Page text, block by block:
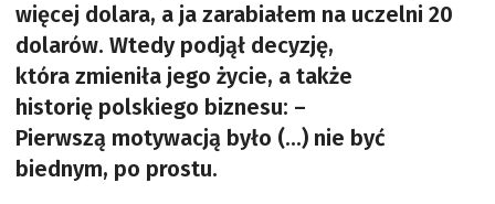
więcej dolara, a ja zarabiałem na uczelni 20
dolarów. Wtedy podjął decyzję,
która zmieniła jego życie, a także
historię polskiego biznesu: –
Pierwszą motywacją było (...) nie być
biednym, po prostu.